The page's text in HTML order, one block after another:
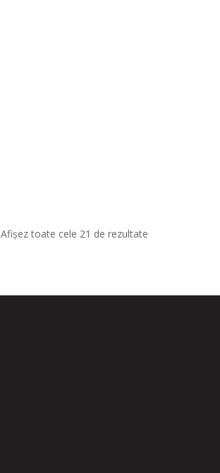
Afișez toate cele 21 de rezultate